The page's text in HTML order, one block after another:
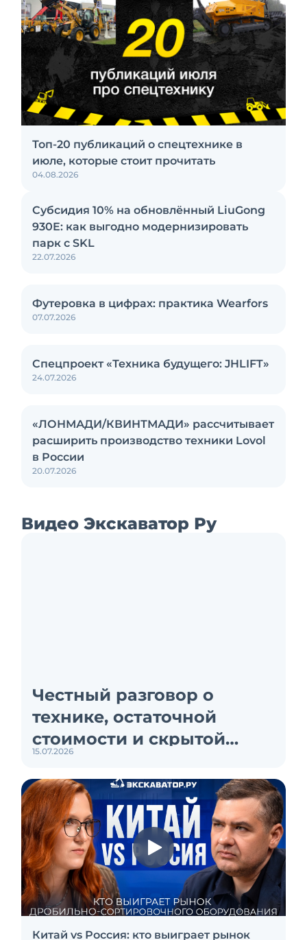
Топ-20 публикаций о спецтехнике в
июле, которые стоит прочитать
04.08.2026
Субсидия 10% на обновлённый LiuGong
930E: как выгодно модернизировать
парк с SKL
22.07.2026
Футеровка в цифрах: практика Wearfors
07.07.2026
Спецпроект «Техника будущего: JHLIFT»
24.07.2026
«ЛОНМАДИ/КВИНТМАДИ» рассчитывает
расширить производство техники Lovol
в России
20.07.2026
Видео Экскаватор Ру
Честный разговор о
технике, остаточной
стоимости и скрытой
экономике лизинга
15.07.2026
Китай vs Россия: кто выиграет рынок